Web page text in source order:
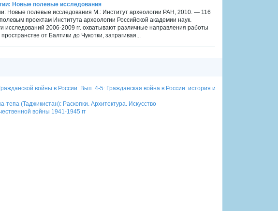
Новые полевые исследования
Новые полевые исследования М.: Институт археологии РАН, 2010. — 116
проектам Института археологии Российской академии наук.
исследований 2006-2009 гг. охватывают различные направления работы
от Балтики до Чукотки, затрагивая...
войны в России. Вып. 4-5: Гражданская война в России: история и
(Таджикистан): Раскопки. Архитектура. Искусство
войны 1941-1945 гг